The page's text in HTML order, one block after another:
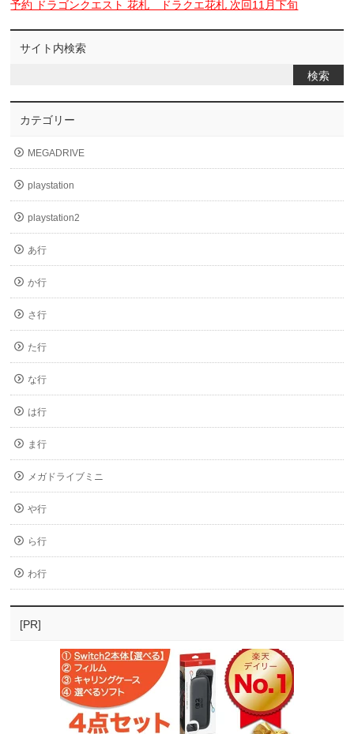
予約 ドラゴンクエスト 花札 ドラクエ花札 次回11月下旬
サイト内検索
カテゴリー
MEGADRIVE
playstation
playstation2
あ行
か行
さ行
た行
な行
は行
ま行
メガドライブミニ
や行
ら行
わ行
[PR]